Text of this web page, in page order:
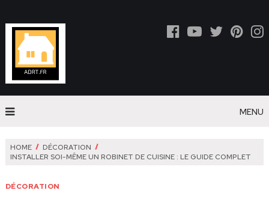
MENU
HOME
DÉCORATION
INSTALLER SOI-MÊME UN ROBINET DE CUISINE : LE GUIDE COMPLET
DÉCORATION